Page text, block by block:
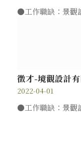
●工作職缺：景
徵才-境觀設計
2022-04-01
●工作職缺：景